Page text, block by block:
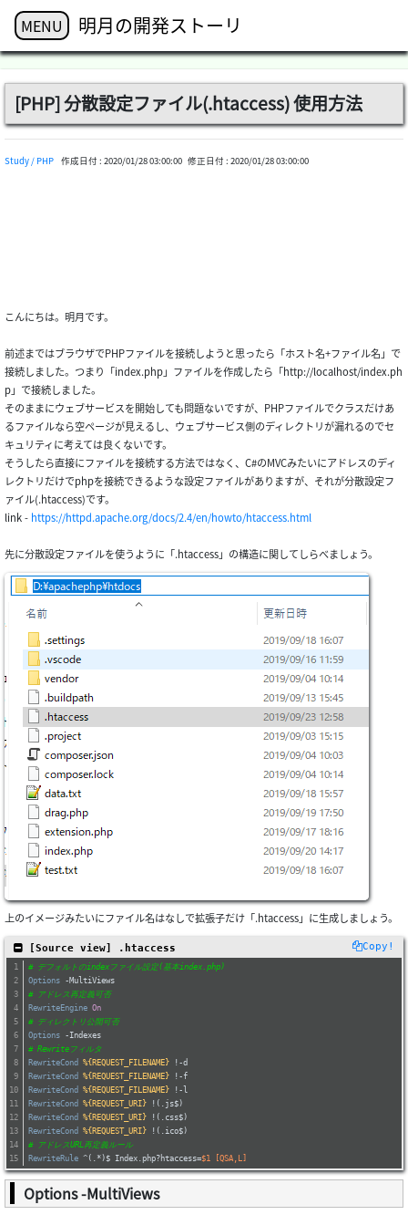
MENU 明月の開発ストーリ
[PHP] 分散設定ファイル(.htaccess) 使用方法
Study / PHP 作成日付 : 2020/01/28 03:00:00 修正日付 : 2020/01/28 03:00:00
こんにちは。明月です。
前述まではブラウザでPHPファイルを接続しようと思ったら「ホスト名+ファイル名」で
接続しました。つまり「index.php」ファイルを作成したら「http://localhost/index.ph
p」で接続しました。
そのままにウェブサービスを開始しても問題ないですが、PHPファイルでクラスだけあ
るファイルなら空ページが見えるし、ウェブサービス側のディレクトリが漏れるのでセ
キュリティに考えては良くないです。
そうしたら直接にファイルを接続する方法ではなく、C#のMVCみたいにアドレスのディ
レクトリだけでphpを接続できるような設定ファイルがありますが、それが分散設定フ
ァイル(.htaccess)です。
link - https://httpd.apache.org/docs/2.4/en/howto/htaccess.html
先に分散設定ファイルを使うように「.htaccess」の構造に関してしらべましょう。
上のイメージみたいにファイル名はなしで拡張子だけ「.htaccess」に生成しましょう。
Copy!
[Source view] .htaccess
# デフォルトのindexファイル設定(基本index.php)
Options -MultiViews
# アドレス再定義可否
RewriteEngine On
# ディレクトリ公開可否
Options -Indexes
# Rewriteフィルタ
RewriteCond %{REQUEST_FILENAME} !-d
RewriteCond %{REQUEST_FILENAME} !-f
RewriteCond %{REQUEST_FILENAME} !-l
RewriteCond %{REQUEST_URI} !(.js$)
RewriteCond %{REQUEST_URI} !(.css$)
RewriteCond %{REQUEST_URI} !(.ico$)
# アドレスURL再定義ルール
RewriteRule ^(.*)$ Index.php?htaccess=$1 [QSA,L]
Options -MultiViews